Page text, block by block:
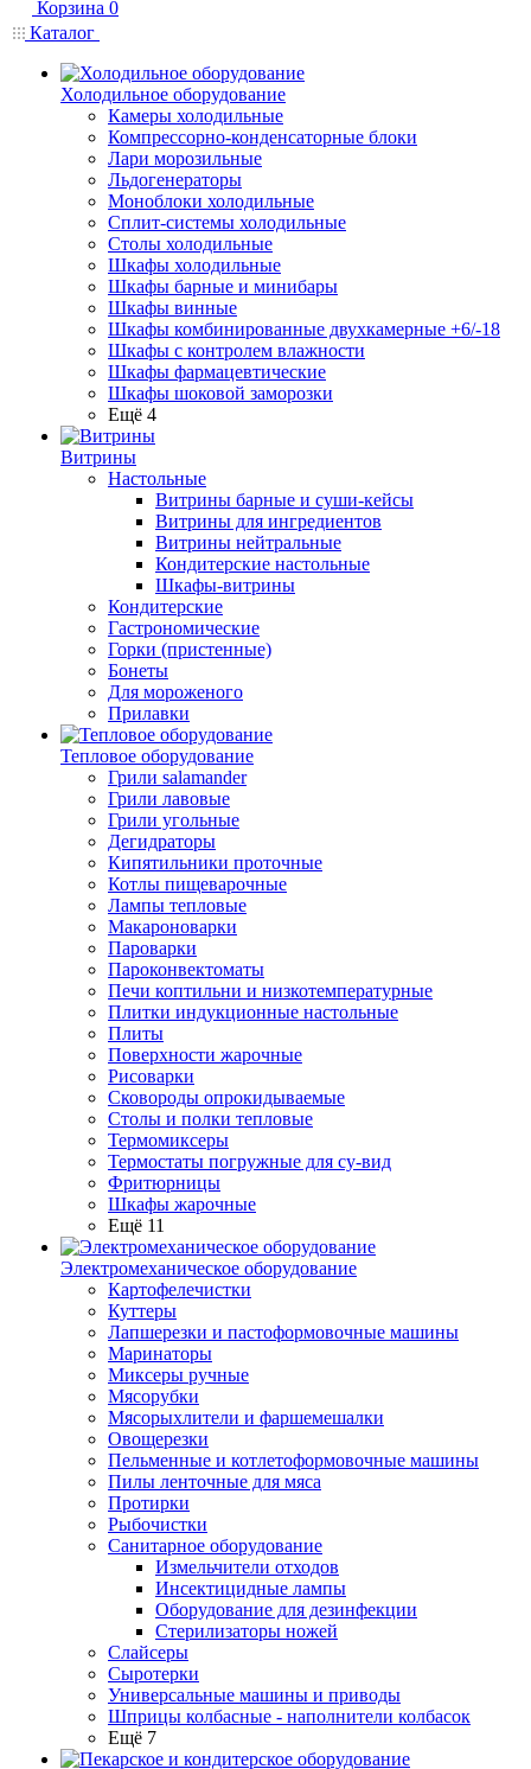
Корзина 0
Каталог
Холодильное оборудование
Камеры холодильные
Компрессорно-конденсаторные блоки
Лари морозильные
Льдогенераторы
Моноблоки холодильные
Сплит-системы холодильные
Столы холодильные
Шкафы холодильные
Шкафы барные и минибары
Шкафы винные
Шкафы комбинированные двухкамерные +6/-18
Шкафы с контролем влажности
Шкафы фармацевтические
Шкафы шоковой заморозки
Ещё 4
Витрины
Настольные
Витрины барные и суши-кейсы
Витрины для ингредиентов
Витрины нейтральные
Кондитерские настольные
Шкафы-витрины
Кондитерские
Гастрономические
Горки (пристенные)
Бонеты
Для мороженого
Прилавки
Тепловое оборудование
Грили salamander
Грили лавовые
Грили угольные
Дегидраторы
Кипятильники проточные
Котлы пищеварочные
Лампы тепловые
Макароноварки
Пароварки
Пароконвектоматы
Печи коптильни и низкотемпературные
Плитки индукционные настольные
Плиты
Поверхности жарочные
Рисоварки
Сковороды опрокидываемые
Столы и полки тепловые
Термомиксеры
Термостаты погружные для су-вид
Фритюрницы
Шкафы жарочные
Ещё 11
Электромеханическое оборудование
Картофелечистки
Куттеры
Лапшерезки и пастоформовочные машины
Маринаторы
Миксеры ручные
Мясорубки
Мясорыхлители и фаршемешалки
Овощерезки
Пельменные и котлетоформовочные машины
Пилы ленточные для мяса
Протирки
Рыбочистки
Санитарное оборудование
Измельчители отходов
Инсектицидные лампы
Оборудование для дезинфекции
Стерилизаторы ножей
Слайсеры
Сыротерки
Универсальные машины и приводы
Шприцы колбасные - наполнители колбасок
Ещё 7